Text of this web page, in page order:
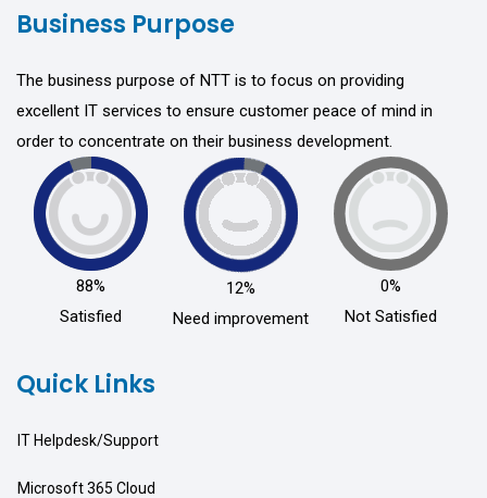
Business Purpose
The business purpose of NTT is to focus on providing
excellent IT services to ensure customer peace of mind in
order to concentrate on their business development.
88%
Satisfied
12%
Need improvement
0%
Not Satisfied
Quick Links
IT Helpdesk/Support
Microsoft 365 Cloud